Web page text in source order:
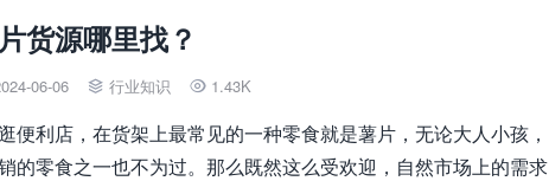
货源哪里找？
06-06  行业知识  1.43K
利店，在货架上最常见的一种零食就是薯片，无论大人小孩，
的零食之一也不为过。那么既然这么受欢迎，自然市场上的需求